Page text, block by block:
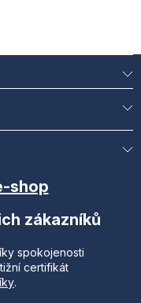
shop
zákazníků
spokojenosti
certifikát
.